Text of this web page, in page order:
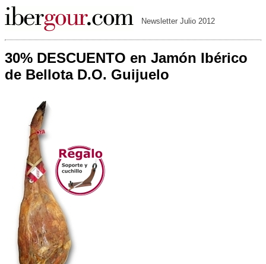
Newsletter Julio 2012
30% DESCUENTO en Jamón Ibérico
de Bellota D.O. Guijuelo